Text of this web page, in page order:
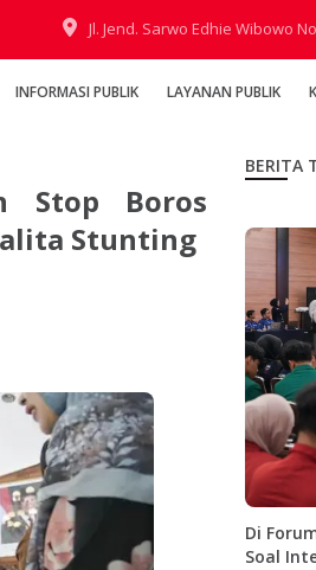
Jl. Jend. Sarwo Edhie Wibowo
INFORMASI PUBLIK LAYANAN PUBLIK
Stop Boros
Stunting
BERITA
Di
Soal